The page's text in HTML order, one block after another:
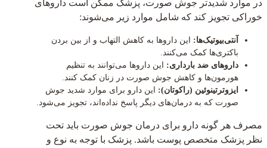
در موارد شدیدتر جوش صورت، پزشک ممکن است داروهای
خوراکی تجویز کند که شامل موارد زیر می‌شوند:
آنتی‌بیوتیک‌ها: این داروها به کاهش التهاب و از بین بردن
باکتری‌ها کمک می‌کنند.
داروهای ضد بارداری: این داروها می‌توانند به تنظیم
هورمون‌ها و کاهش جوش صورت در زنان کمک کنند.
ایزوترتینوئین (راکوتان): این دارو برای موارد شدید جوش
صورت که به درمان‌های دیگر پاسخ نداده‌اند، تجویز می‌شود.
مصرف هر گونه دارو برای درمان جوش صورت باید تحت
نظر پزشک متخصص پوست باشد. پزشک با توجه به نوع و